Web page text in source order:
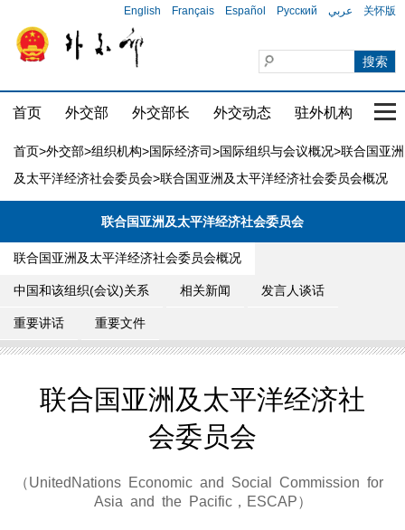
English Français Español Русский عربي 关怀版
首页 外交部 外交部长 外交动态 驻外机构 国
首页>外交部>组织机构>国际经济司>国际组织与会议概况>联合国亚洲
及太平洋经济社会委员会>联合国亚洲及太平洋经济社会委员会概况
联合国亚洲及太平洋经济社会委员会
联合国亚洲及太平洋经济社会委员会概况
中国和该组织(会议)关系 相关新闻 发言人谈话
重要讲话 重要文件
联合国亚洲及太平洋经济社
会委员会
（UnitedNations Economic and Social Commission for
Asia and the Pacific，ESCAP）